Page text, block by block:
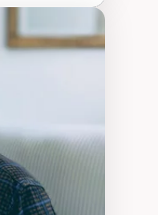
sociale
en
de la
français
en contexte
réflexives
être en